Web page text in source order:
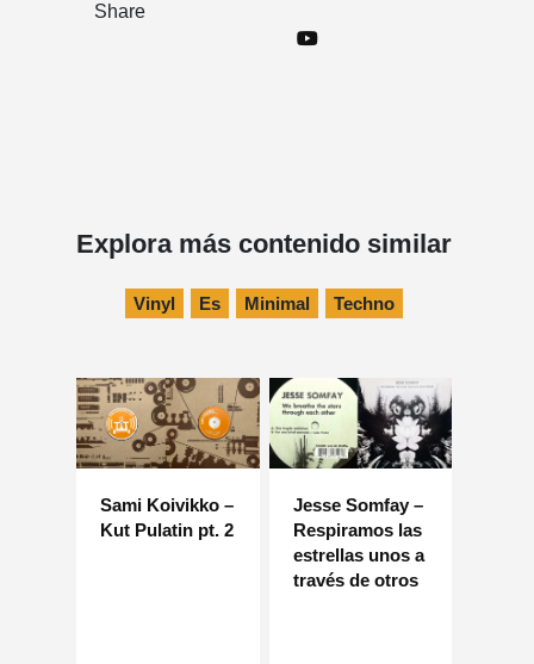
Share
Explora más contenido similar
Vinyl Es Minimal Techno
Sami Koivikko –
Kut Pulatin pt. 2
Jesse Somfay –
Respiramos las
estrellas unos a
través de otros